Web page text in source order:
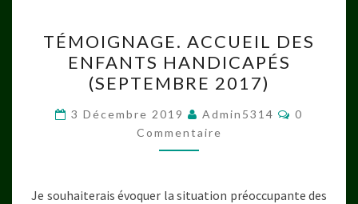
ACCUEIL
DES
ENFANTS
HANDICAPÉS
(SEPTEMBRE
2017)
TÉMOIGNAGE. ACCUEIL DES
ENFANTS HANDICAPÉS
(SEPTEMBRE 2017)
3 Décembre 2019 Admin5314
0
Commentaire
Je souhaiterais évoquer la situation préoccupante des